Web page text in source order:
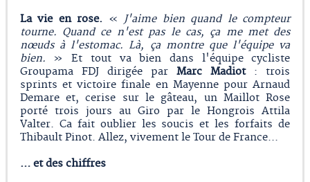
La vie en rose. « J'aime bien quand le compteur
tourne. Quand ce n'est pas le cas, ça me met des
nœuds à l'estomac. Là, ça montre que l'équipe va
bien. » Et tout va bien dans l'équipe cycliste
Groupama FDJ dirigée parMarc Madiot: trois
sprints et victoire finale en Mayenne pour Arnaud
Demare et, cerise sur le gâteau, un Maillot Rose
porté trois jours au Giro par le Hongrois Attila
Valter. Ca fait oublier les soucis et les forfaits de
Thibault Pinot. Allez, vivement le Tour de France...
… et des chiffres